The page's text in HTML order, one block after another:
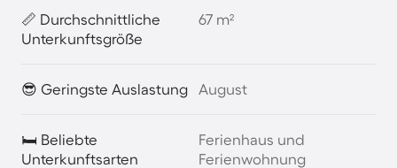
📏 Durchschnittliche
Unterkunftsgröße
67 m²
😎 Geringste Auslastung August
🛏️ Beliebte
Unterkunftsarten
Ferienhaus und
Ferienwohnung